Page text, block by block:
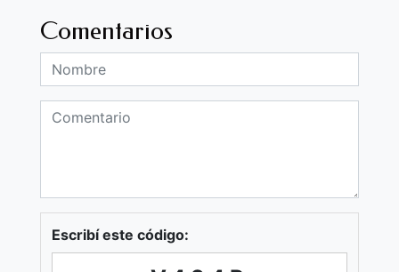
Comentarios
Escribí este código: